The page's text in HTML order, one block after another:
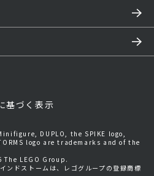
基づく表示
DUPLO, the SPIKE logo,
logo are trademarks and of the
LEGO Group.
ンドストームは、レゴグループの登録商標